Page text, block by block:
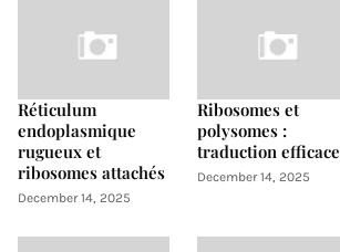
Réticulum
endoplasmique
rugueux et
ribosomes attachés
December 14, 2025
Ribosomes et
polysomes :
traduction efficace
December 14, 2025